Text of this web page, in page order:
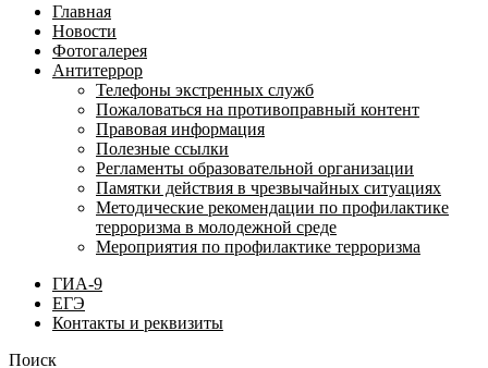
Главная
Новости
Фотогалерея
Антитеррор
Телефоны экстренных служб
Пожаловаться на противоправный контент
Правовая информация
Полезные ссылки
Регламенты образовательной организации
Памятки действия в чрезвычайных ситуациях
Методические рекомендации по профилактике
терроризма в молодежной среде
Мероприятия по профилактике терроризма
ГИА-9
ЕГЭ
Контакты и реквизиты
Поиск